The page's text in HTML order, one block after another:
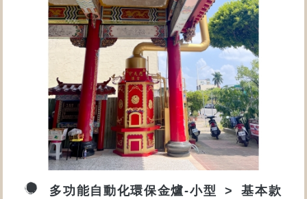
多功能自動化環保金爐-小型 基本款